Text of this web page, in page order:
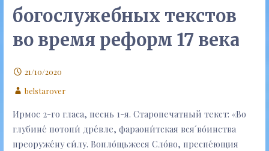
богослужебных текстов
во время реформ 17 века
21/10/2020
belstarover
Ирмос 2-го гласа, песнь 1-я. Старопечатный текст: «Во
глубине́ потопи́ дре́вле, фараони́тская вся́ во́инства
преоруже́ну си́лу. Вопло́щьжеся Сло́во, преспе́ющия